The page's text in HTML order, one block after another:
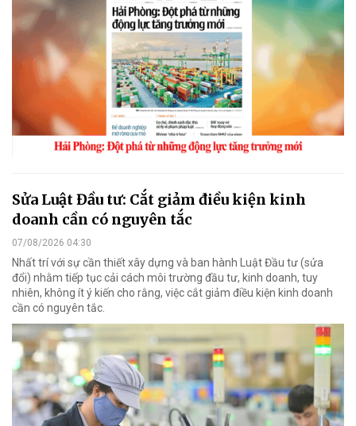
Sửa Luật Đầu tư: Cắt giảm điều kiện kinh
doanh cần có nguyên tắc
07/08/2026 04:30
Nhất trí với sự cần thiết xây dựng và ban hành Luật Đầu tư (sửa
đổi) nhằm tiếp tục cải cách môi trường đầu tư, kinh doanh, tuy
nhiên, không ít ý kiến cho rằng, việc cắt giảm điều kiện kinh doanh
cần có nguyên tắc.